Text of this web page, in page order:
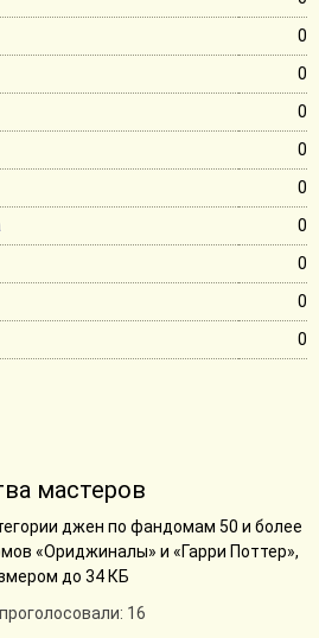
0
0
0
0
0
0
0
0
0
мастеров
джен по фандомам 50 и более
«Ориджиналы» и «Гарри Поттер»,
до 34 КБ
16